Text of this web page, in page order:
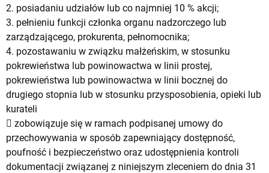
2. posiadaniu udziałów lub co najmniej 10 % akcji;
3. pełnieniu funkcji członka organu nadzorczego lub
zarządzającego, prokurenta, pełnomocnika;
4. pozostawaniu w związku małżeńskim, w stosunku
pokrewieństwa lub powinowactwa w linii prostej,
pokrewieństwa lub powinowactwa w linii bocznej do
drugiego stopnia lub w stosunku przysposobienia, opieki lub
kurateli
 zobowiązuje się w ramach podpisanej umowy do
przechowywania w sposób zapewniający dostępność,
poufność i bezpieczeństwo oraz udostępnienia kontroli
dokumentacji związanej z niniejszym zleceniem do dnia 31